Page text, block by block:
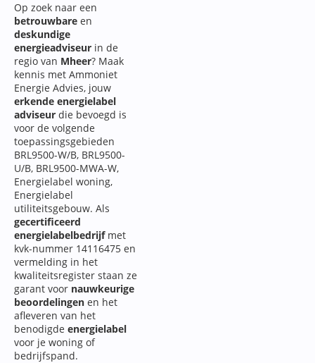
Op zoek naar een
betrouwbare en
deskundige
energieadviseur in de
regio van Mheer? Maak
kennis met Ammoniet
Energie Advies, jouw
erkende energielabel
adviseur die bevoegd is
voor de volgende
toepassingsgebieden
BRL9500-W/B, BRL9500-
U/B, BRL9500-MWA-W,
Energielabel woning,
Energielabel
utiliteitsgebouw. Als
gecertificeerd
energielabelbedrijfmet
kvk-nummer 14116475 en
vermelding in het
kwaliteitsregister staan ze
garant voor nauwkeurige
beoordelingen en het
afleveren van het
benodigde energielabel
voor je woning of
bedrijfspand.